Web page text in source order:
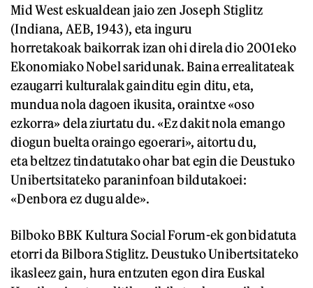
Mid West eskualdean jaio zen Joseph Stiglitz
(Indiana, AEB, 1943), eta inguru
horretakoak baikorrak izan ohi direla dio 2001eko
Ekonomiako Nobel saridunak. Baina errealitateak
ezaugarri kulturalak gainditu egin ditu, eta,
mundua nola dagoen ikusita, oraintxe «oso
ezkorra» dela ziurtatu du. «Ez dakit nola emango
diogun buelta oraingo egoerari», aitortu du,
eta beltzez tindatutako ohar bat egin die Deustuko
Unibertsitateko paraninfoan bildutakoei:
«Denbora ez dugu alde».
Bilboko BBK Kultura Social Forum-ek gonbidatuta
etorri da Bilbora Stiglitz. Deustuko Unibertsitateko
ikasleez gain, hura entzuten egon dira Euskal